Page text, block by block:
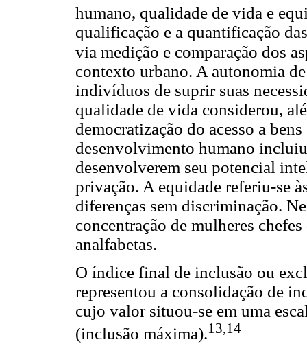
humano, qualidade de vida e
qualificação e a quantificação
via medição e comparação dos
contexto urbano. A autonomia
indivíduos de suprir suas
qualidade de vida considerou,
democratização do acesso a
desenvolvimento humano
desenvolverem seu potencial
privação. A equidade referiu-se
diferenças sem discriminação.
concentração de mulheres
analfabetas.
O índice final de inclusão ou
representou a consolidação de
cujo valor situou-se em uma
(inclusão máxima).13,14